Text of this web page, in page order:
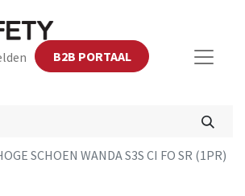
B2B PORTAAL
SCHOEN WANDA S3S CI FO SR (1PR)